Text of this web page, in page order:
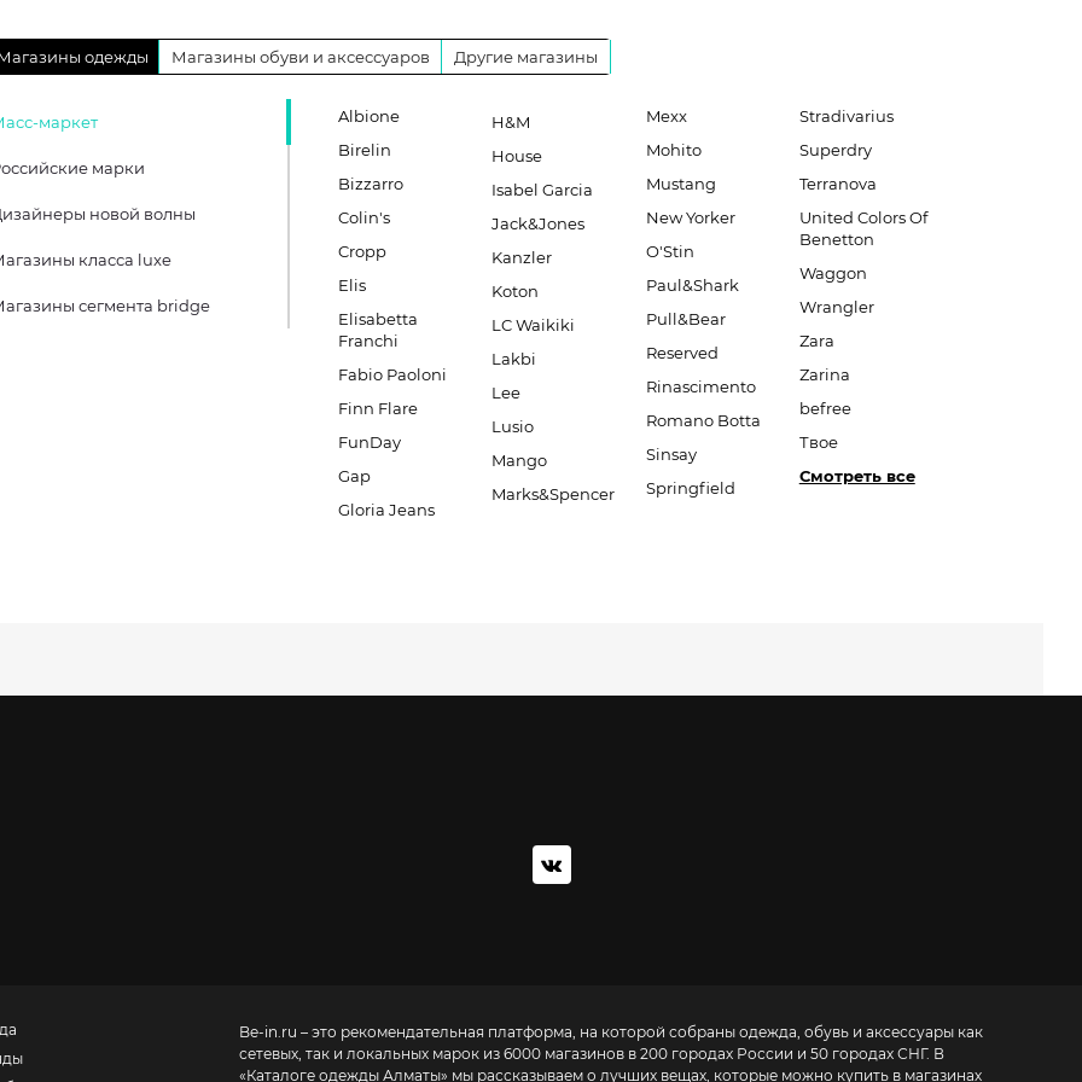
одежды Магазины обуви и аксессуаров Другие магазины
маркет
марки
новой волны
класса luxe
сегмента bridge
Albione
Birelin
Bizzarro
Colin's
Cropp
Elis
Elisabetta
Franchi
Fabio Paoloni
Finn Flare
FunDay
Gap
Gloria Jeans
H&M
House
Isabel Garcia
Jack&Jones
Kanzler
Koton
LC Waikiki
Lakbi
Lee
Lusio
Mango
Marks&Spencer
Mexx
Mohito
Mustang
New Yorker
O'Stin
Paul&Shark
Pull&Bear
Reserved
Rinascimento
Romano Botta
Sinsay
Springfield
Stradivarius
Superdry
Terranova
United Colors Of
Benetton
Waggon
Wrangler
Zara
Zarina
befree
Твое
Смотреть все
Be-in.ru – это рекомендательная платформа, на которой собраны одежда, обувь и аксессуары как
сетевых, так и локальных марок из 6000 магазинов в 200 городах России и 50 городах СНГ. В
«Каталоге одежды Алматы» мы рассказываем о лучших вещах, которые можно купить в магазинах